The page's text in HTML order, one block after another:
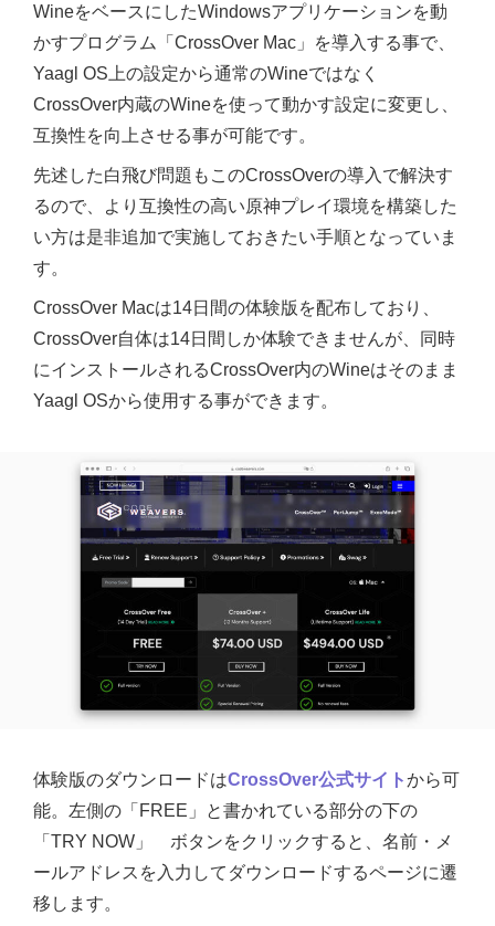
WineをベースにしたWindowsアプリケーションを動
かすプログラム「CrossOver Mac」を導入する事で、
Yaagl OS上の設定から通常のWineではなく
CrossOver内蔵のWineを使って動かす設定に変更し、
互換性を向上させる事が可能です。
先述した白飛び問題もこのCrossOverの導入で解決す
るので、より互換性の高い原神プレイ環境を構築した
い方は是非追加で実施しておきたい手順となっていま
す。
CrossOver Macは14日間の体験版を配布しており、
CrossOver自体は14日間しか体験できませんが、同時
にインストールされるCrossOver内のWineはそのまま
Yaagl OSから使用する事ができます。
体験版のダウンロードはCrossOver公式サイトから可
能。左側の「FREE」と書かれている部分の下の
「TRY NOW」 ボタンをクリックすると、名前・メ
ールアドレスを入力してダウンロードするページに遷
移します。